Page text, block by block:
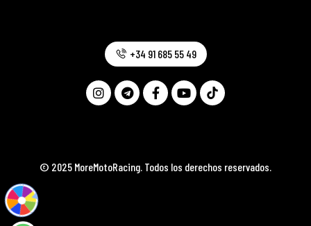
© 2025 MoreMotoRacing. Todos los derechos reservados.
+34 91 685 55 49